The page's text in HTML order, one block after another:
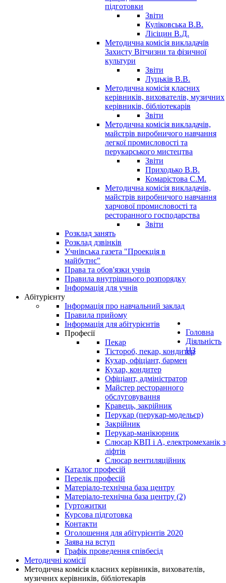
підготовки
Звіти
Куліковська В.В.
Лісіцин В.Д.
Методична комісія викладачів
Захисту Вітчизни та фізичної
культури
Звіти
Луцьків В.В.
Методична комісія класних
керівників, вихователів, музичних
керівників, бібліотекарів
Звіти
Методична комісія викладачів,
майстрів виробничого навчання
легкої промисловості та
перукарського мистецтва
Звіти
Приходько В.В.
Комарістова С.М.
Методична комісія викладачів,
майстрів виробничого навчання
харчової промисловості та
ресторанного господарства
Звіти
Розклад занять
Розклад дзвінків
Учнівська газета "Проекція в
майбутнє"
Права та обов'язки учнів
Правила внутрішнього розпорядку
Інформація для учнів
Абітурієнту
Інформація про навчальний заклад
Правила прийому
Інформація для абітурієнтів
Професії
Пекар
Тістороб, пекар, кондитер
Кухар, офіціант, бармен
Кухар, кондитер
Офіціант, адміністратор
Майстер ресторанного
обслуговування
Кравець, закрійник
Перукар (перукар-модельєр)
Закрійник
Перукар-манікюрник
Слюсар КВП і А, електромеханік з
ліфтів
Слюсар вентиляційник
Каталог професій
Перелік професій
Матеріало-технічна база центру
Матеріало-технічна база центру (2)
Гуртожитки
Курсова підготовка
Контакти
Оголошення для абітурієнтів 2020
Заява на вступ
Графік проведення співбесід
Головна
Діяльність
НЗ
Методичні комісії
Методична комісія класних керівників, вихователів,
музичних керівників, бібліотекарів